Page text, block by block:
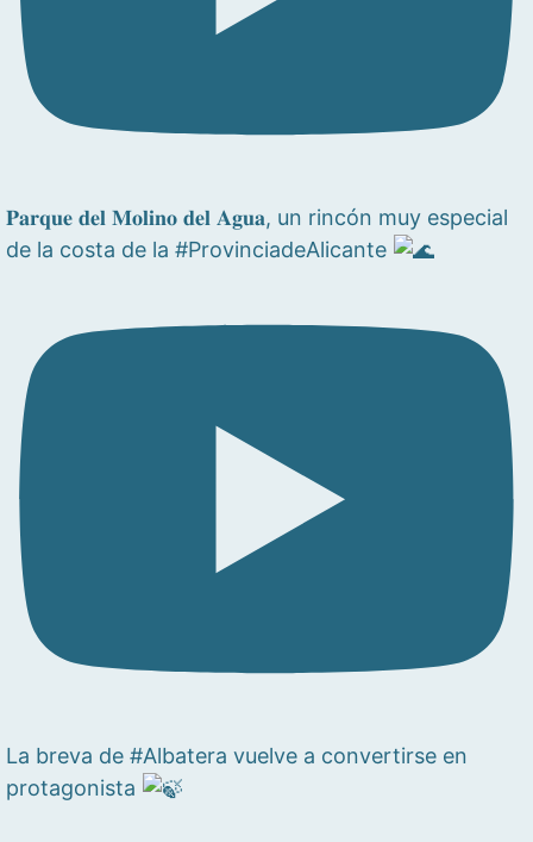
𝐏𝐚𝐫𝐪𝐮𝐞 𝐝𝐞𝐥 𝐌𝐨𝐥𝐢𝐧𝐨 𝐝𝐞𝐥 𝐀𝐠𝐮𝐚, un rincón muy especial
de la costa de la #ProvinciadeAlicante
La breva de #Albatera vuelve a convertirse en
protagonista